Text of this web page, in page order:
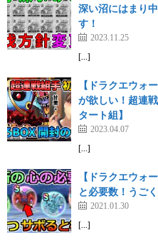
深い沼にはまり
す！
2023.11.25
[…]
【ドラクエウォ
が欲しい！超連
タート組】
2023.04.07
[…]
【ドラクエウォ
と必要数！うご
2021.01.30
[…]